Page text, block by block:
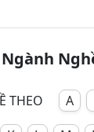
THEO A